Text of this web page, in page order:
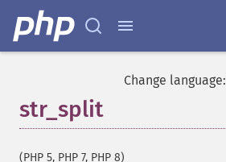
Change language:
str_split
(PHP 5, PHP 7, PHP 8)